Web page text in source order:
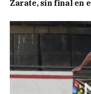
Zarate, sin final en